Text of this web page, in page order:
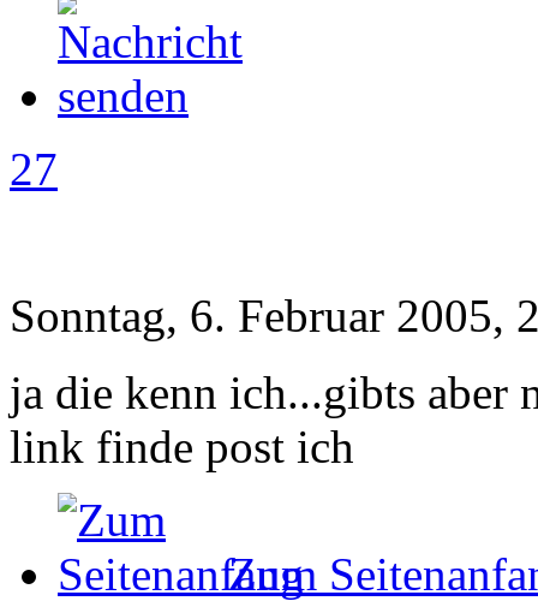
27
Sonntag, 6. Februar 2005,
ja die kenn ich...gibts aber
link finde post ich
Zum